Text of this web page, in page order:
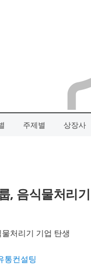
주제별 상장사
, 음식물처리
처리기 기업 탄생
통컨설팅